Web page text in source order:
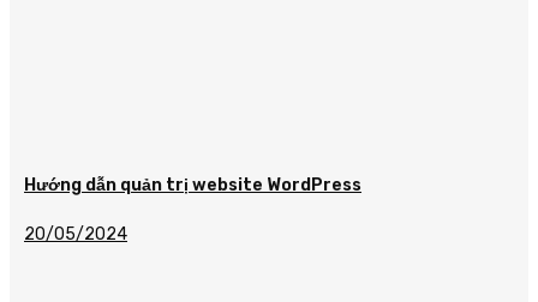
Hướng dẫn quản trị website WordPress
20/05/2024